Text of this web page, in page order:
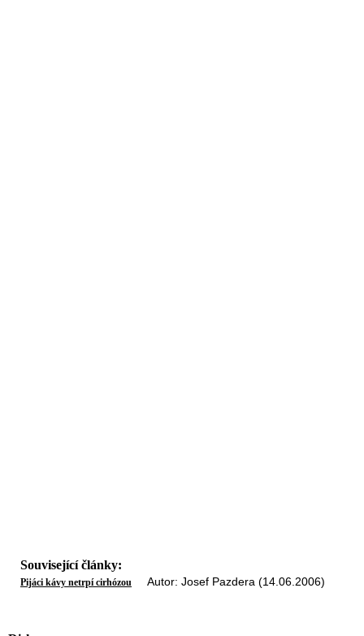
Související články:
Pijáci kávy netrpí cirhózou Autor: Josef Pazdera (14.06.2006)